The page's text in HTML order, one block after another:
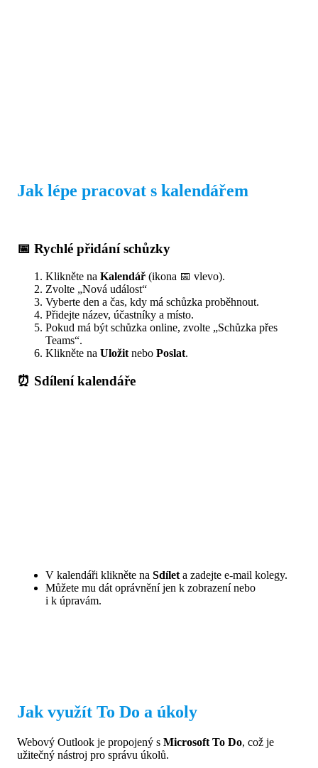
Jak lépe pracovat s kalendářem
📅 Rychlé přidání schůzky
Klikněte na Kalendář (ikona 📅 vlevo).
Zvolte „Nová událost“
Vyberte den a čas, kdy má schůzka proběhnout.
Přidejte název, účastníky a místo.
Pokud má být schůzka online, zvolte „Schůzka přes
Teams“.
Klikněte na Uložit nebo Poslat.
⏰ Sdílení kalendáře
V kalendáři klikněte na Sdílet a zadejte e-mail kolegy.
Můžete mu dát oprávnění jen k zobrazení nebo
i k úpravám.
Jak využít To Do a úkoly
Webový Outlook je propojený s Microsoft To Do, což je
užitečný nástroj pro správu úkolů.